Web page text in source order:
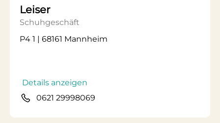
Leiser
Schuhgeschäft
P4 1 | 68161 Mannheim
Details anzeigen
0621 29998069